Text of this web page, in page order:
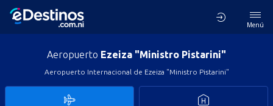
Menú
Aeropuerto Ezeiza "Ministro Pistarini"
Aeropuerto Internacional de Ezeiza "Ministro Pistarini"